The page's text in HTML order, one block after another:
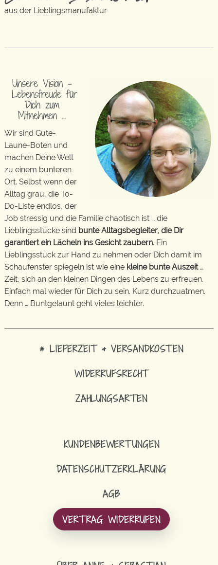
aus der Lieblingsmanufaktur
Unsere Vision –
Lebensfreude für
Dich zum
Mitnehmen …
Wir sind Gute-
Laune-Boten und
machen Deine Welt
zu einem bunteren
Ort. Selbst wenn der
Alltag grau, die To-
Do-Liste endlos, der
Job stressig und die Familie chaotisch ist … die
Lieblingsstücke sind bunte Alltagsbegleiter, die Dir
garantiert ein Lächeln ins Gesicht zaubern. Ein
Lieblingsstück zur Hand zu nehmen oder Dich damit im
Schaufenster spiegeln ist wie eine kleine bunte Auszeit…
Zeit, sich an den kleinen Dingen des Lebens zu erfreuen.
Einfach mal wieder für Dich zu sein. Kurz durchzuatmen.
Denn … Buntgelaunt geht vieles leichter.
* LIEFERZEIT & VERSANDKOSTEN
WIDERRUFSRECHT
ZAHLUNGSARTEN
KUNDENBEWERTUNGEN
DATENSCHUTZERKLÄRUNG
AGB
VERTRAG WIDERRUFEN